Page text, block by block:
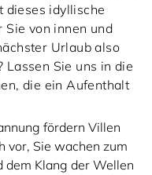
dieses idyllische
Sie von innen und
Urlaub also
Sie uns in die
die ein Aufenthalt
fördern Villen
vor, Sie wachen zum
dem Klang der Wellen